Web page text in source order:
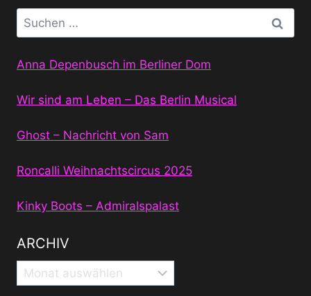
Suchen
nach:
Anna Depenbusch im Berliner Dom
Wir sind am Leben – Das Berlin Musical
Ghost – Nachricht von Sam
Roncalli Weihnachtscircus 2025
Kinky Boots – Admiralspalast
ARCHIV
Archiv